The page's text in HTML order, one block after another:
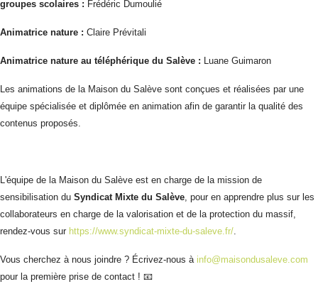
groupes scolaires : Frédéric Dumoulié
Animatrice nature : Claire Prévitali
Animatrice nature au téléphérique du Salève : Luane Guimaron
Les animations de la Maison du Salève sont conçues et réalisées par une
équipe spécialisée et diplômée en animation afin de garantir la qualité des
contenus proposés.
L'équipe de la Maison du Salève est en charge de la mission de
sensibilisation du Syndicat Mixte du Salève, pour en apprendre plus sur les
collaborateurs en charge de la valorisation et de la protection du massif,
rendez-vous sur https://www.syndicat-mixte-du-saleve.fr/.
Vous cherchez à nous joindre ? Écrivez-nous à info@maisondusaleve.com
pour la première prise de contact ! 📧